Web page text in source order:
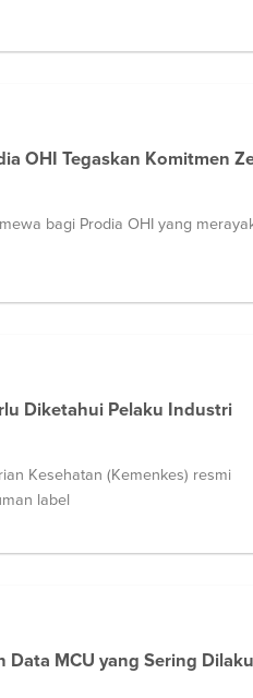
OHI Tegaskan Komitmen
bagi Prodia OHI yang
Diketahui Pelaku Industri
Kesehatan (Kemenkes) resmi
label
Data MCU yang Sering